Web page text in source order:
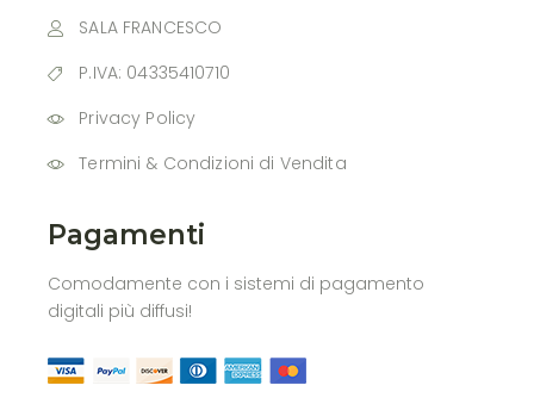
SALA FRANCESCO
P.IVA: 04335410710
Privacy Policy
Termini & Condizioni di Vendita
Pagamenti
Comodamente con i sistemi di pagamento
digitali più diffusi!